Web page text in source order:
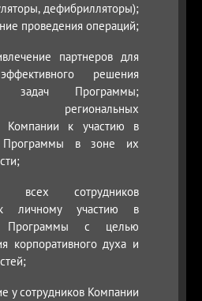
дефибрилляторы);
проведения операций;
партнеров для
решения
Программы;
региональных
Компании к участию в
Программы в зоне их
всех сотрудников
личному участию в
Программы с целью
корпоративного духа и
у сотрудников Компании